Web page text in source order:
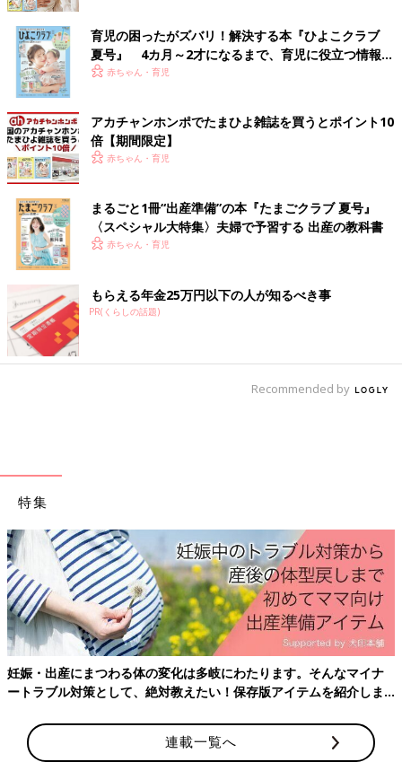
素材！
購入！肌に当たる面を綿100％にしたコットンストレッチ素材
で、お肌に優しいのも良いですよね。ストレッチが効いているの
ント♪ この素材なら、秋・冬・春先までと、長く着られますよ
ね。
キルト素材＆ボタンで上下を止めれば、冷え対策に
もバッチリ！
育児の困ったがズバリ！解決する本『ひよこクラブ
夏号』 4カ月～2才になるまで、育児に役立つ情報が
いっぱい！
赤ちゃん・育児
アカチャンホンポでたまひよ雑誌を買うとポイント10
倍【期間限定】
赤ちゃん・育児
まるごと1冊“出産準備”の本『たまごクラブ 夏号』
〈スペシャル大特集〉夫婦で予習する 出産の教科書
赤ちゃん・育児
もらえる年金25万円以下の人が知るべき事
PR(くらしの話題)
Recommended by
特集
妊娠・出産にまつわる体の変化は多岐にわたります。そんなマイナ
ートラブル対策として、絶対教えたい！保存版アイテムを紹介しま
連載一覧へ